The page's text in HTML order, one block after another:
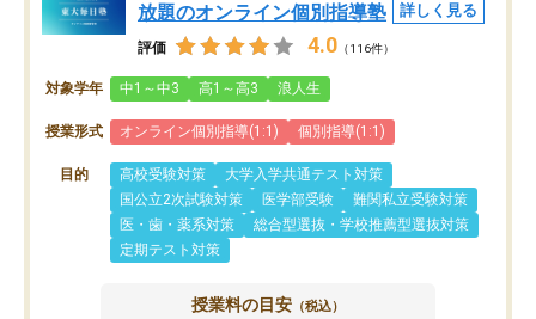
放題のオンライン個別指導塾
詳しく見る
評価 4.0 （116件）
対象学年 中1～中3 高1～高3 浪人生
授業形式 オンライン個別指導(1:1) 個別指導(1:1)
目的 高校受験対策
大学入学共通テスト対策
国公立2次試験対策
医学部受験
難関私立受験対策
医・歯・薬系対策
総合型選抜・学校推薦型選抜対策
定期テスト対策
授業料の目安 （税込）